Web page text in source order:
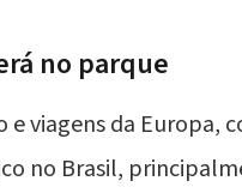
no parque
viagens da Europa,
no Brasil,